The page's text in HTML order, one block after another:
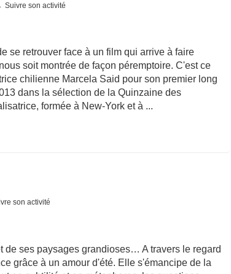
Suivre son activité
se retrouver face à un film qui arrive à faire
soit montrée de façon péremptoire. C'est ce
chilienne Marcela Said pour son premier long
dans la sélection de la Quinzaine des
formée à New-York et à ...
son activité
ses paysages grandioses… A travers le regard
grâce à un amour d'été. Elle s'émancipe de la